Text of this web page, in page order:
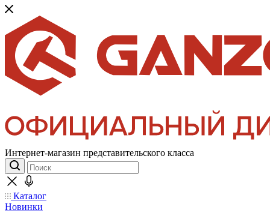
Интернет-магазин представительского класса
Каталог
Новинки